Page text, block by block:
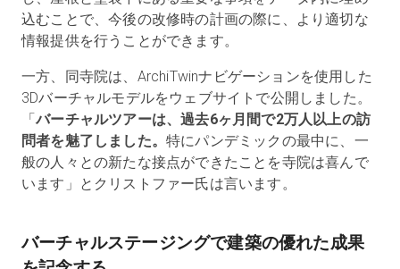
込むことで、今後の改修時の計画の際に、より適切な
情報提供を行うことができます。
一方、同寺院は、ArchiTwinナビゲーションを使用した
3Dバーチャルモデルをウェブサイトで公開しました。
「バーチャルツアーは、過去6ヶ月間で2万人以上の訪
問者を魅了しました。 特にパンデミックの最中に、一
般の人々との新たな接点ができたことを寺院は喜んで
います」とクリストファー氏は言います。
バーチャルステージングで建築の優れた成果